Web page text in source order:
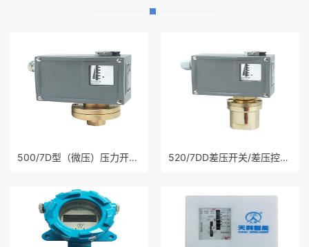
500/7D型（微压）压力开关/压力控制器 520/7DD差压开关/差压控制器